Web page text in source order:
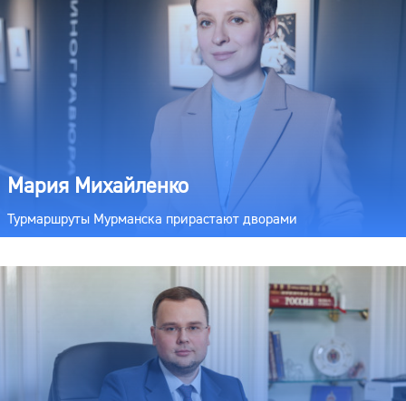
Мария Михайленко
Турмаршруты Мурманска прирастают дворами